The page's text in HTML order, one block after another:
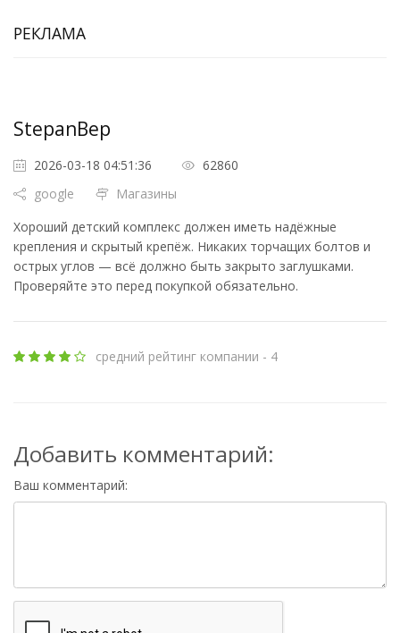
РЕКЛАМА
StepanBep
2026-03-18 04:51:36
62860
google
Магазины
Хороший детский комплекс должен иметь надёжные
крепления и скрытый крепёж. Никаких торчащих болтов и
острых углов — всё должно быть закрыто заглушками.
Проверяйте это перед покупкой обязательно.
средний рейтинг компании - 4
Добавить комментарий:
Ваш комментарий: